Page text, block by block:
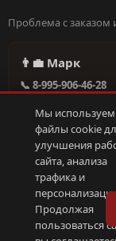
Проблема с
👨‍💼 Марк
📞 8-995-906-46-28
🕐 Круглосуточно,
Написать в
© 2026 С
Мы используем
файлы cookie
улучшения
сайта, анализа
трафика и
Продолжая
пользоваться